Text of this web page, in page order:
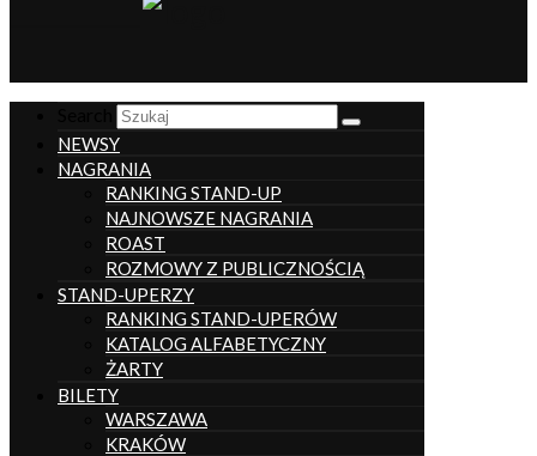
NEWSY
NAGRANIA
RANKING STAND-UP
NAJNOWSZE NAGRANIA
ROAST
ROZMOWY Z PUBLICZNOŚCIĄ
STAND-UPERZY
RANKING STAND-UPERÓW
KATALOG ALFABETYCZNY
ŻARTY
BILETY
WARSZAWA
KRAKÓW